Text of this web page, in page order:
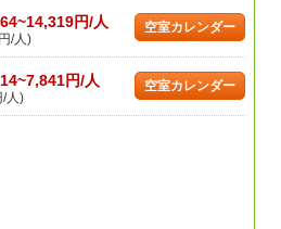
円/人
/人)
空室カレンダー
円/人
/人)
空室カレンダー